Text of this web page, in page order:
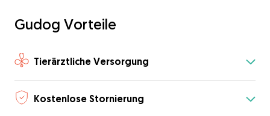
Gudog Vorteile
Tierärztliche Versorgung
Kostenlose Stornierung